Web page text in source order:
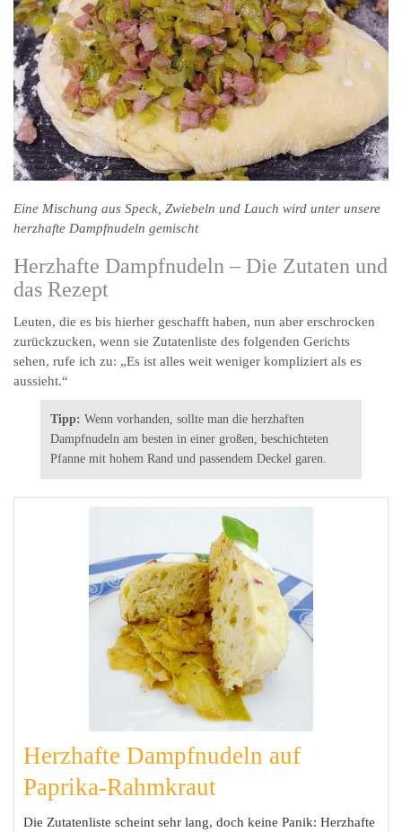
Eine Mischung aus Speck, Zwiebeln und Lauch wird unter unsere
herzhafte Dampfnudeln gemischt
Herzhafte Dampfnudeln – Die Zutaten und
das Rezept
Leuten, die es bis hierher geschafft haben, nun aber erschrocken
zurückzucken, wenn sie Zutatenliste des folgenden Gerichts
sehen, rufe ich zu: „Es ist alles weit weniger kompliziert als es
aussieht.“
Tipp: Wenn vorhanden, sollte man die herzhaften
Dampfnudeln am besten in einer großen, beschichteten
Pfanne mit hohem Rand und passendem Deckel garen.
Herzhafte Dampfnudeln auf
Paprika-Rahmkraut
Die Zutatenliste scheint sehr lang, doch keine Panik: Herzhafte